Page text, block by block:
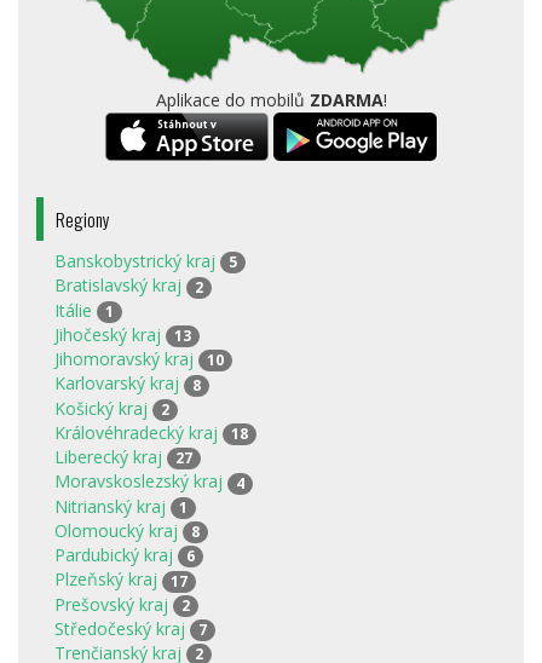
Aplikace do mobilů ZDARMA!
Regiony
Banskobystrický kraj 5
Bratislavský kraj 2
Itálie 1
Jihočeský kraj 13
Jihomoravský kraj 10
Karlovarský kraj 8
Košický kraj 2
Královéhradecký kraj 18
Liberecký kraj 27
Moravskoslezský kraj 4
Nitrianský kraj 1
Olomoucký kraj 8
Pardubický kraj 6
Plzeňský kraj 17
Prešovský kraj 2
Středočeský kraj 7
Trenčianský kraj 2